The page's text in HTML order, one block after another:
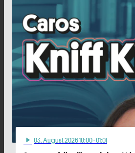
play_arrow 03. August 2026 10:00· 01:01